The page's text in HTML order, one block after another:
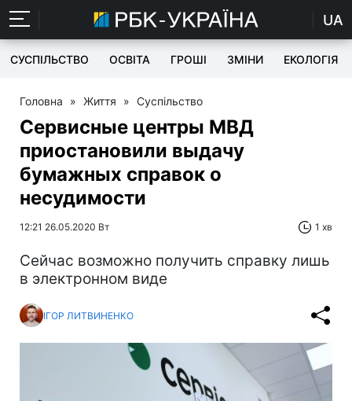
UA
СУСПІЛЬСТВО ОСВІТА ГРОШІ ЗМІНИ ЕКОЛОГІЯ
Головна » Життя » Суспільство
Сервисные центры МВД
приостановили выдачу
бумажных справок о
несудимости
12:21 26.05.2020 Вт 1 хв
Сейчас возможно получить справку лишь
в электронном виде
ІГОР ЛИТВИНЕНКО